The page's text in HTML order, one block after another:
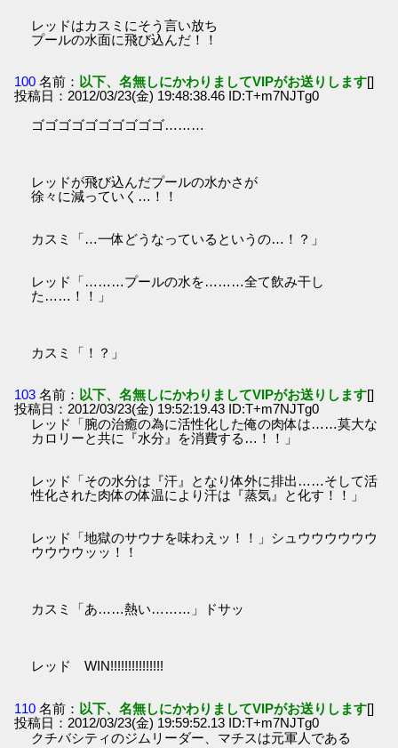
レッドはカスミにそう言い放ち
プールの水面に飛び込んだ！！
100 名前： 以下、名無しにかわりましてVIPがお送りします[]
投稿日：2012/03/23(金) 19:48:38.46 ID:T+m7NJTg0
ゴゴゴゴゴゴゴゴゴゴ………
レッドが飛び込んだプールの水かさが
徐々に減っていく…！！
カスミ「…一体どうなっているというの…！？」
レッド「………プールの水を………全て飲み干し
た……！！」
カスミ「！？」
103 名前： 以下、名無しにかわりましてVIPがお送りします[]
投稿日：2012/03/23(金) 19:52:19.43 ID:T+m7NJTg0
レッド「腕の治癒の為に活性化した俺の肉体は……莫大な
カロリーと共に『水分』を消費する…！！」
レッド「その水分は『汗』となり体外に排出……そして活
性化された肉体の体温により汗は『蒸気』と化す！！」
レッド「地獄のサウナを味わえッ！！」シュウウウウウウ
ウウウウッッ！！
カスミ「あ……熱い………」ドサッ
レッド WIN!!!!!!!!!!!!!!!
110 名前： 以下、名無しにかわりましてVIPがお送りします[]
投稿日：2012/03/23(金) 19:59:52.13 ID:T+m7NJTg0
クチバシティのジムリーダー、マチスは元軍人である